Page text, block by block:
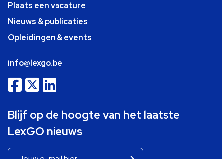
Plaats een vacature
Nieuws & publicaties
Opleidingen & events
info@lexgo.be
Blijf op de hoogte van het laatste
LexGO nieuws